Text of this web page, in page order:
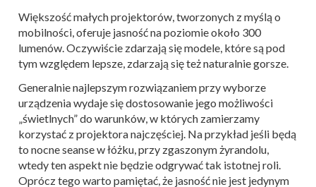
Większość małych projektorów, tworzonych z myślą o
mobilności, oferuje jasność na poziomie około 300
lumenów. Oczywiście zdarzają się modele, które są pod
tym względem lepsze, zdarzają się też naturalnie gorsze.
Generalnie najlepszym rozwiązaniem przy wyborze
urządzenia wydaje się dostosowanie jego możliwości
„świetlnych” do warunków, w których zamierzamy
korzystać z projektora najczęściej. Na przykład jeśli będą
to nocne seanse w łóżku, przy zgaszonym żyrandolu,
wtedy ten aspekt nie będzie odgrywać tak istotnej roli.
Oprócz tego warto pamiętać, że jasność nie jest jedynym